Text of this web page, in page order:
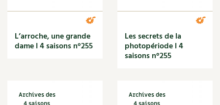
Soins et cosmétiques au naturel
Société et alternatives
Protéger la nature
condimentaires
Rotations et associations
Ravageurs et maladies au jardin
Verger
Les plantes et leurs vertus
L’arroche, une grande
dame l 4 saisons n°255
Les secrets de la
photopériode l 4
saisons n°255
Archives des
Archives des